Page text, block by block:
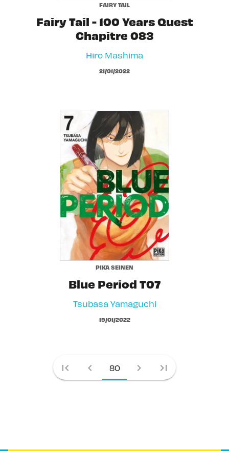
FAIRY TAIL
Fairy Tail - 100 Years Quest
Chapitre 083
Hiro Mashima
21/01/2022
PIKA SEINEN
Blue Period T07
Tsubasa Yamaguchi
19/01/2022
first_page chevron_left 80 chevron_right last_page